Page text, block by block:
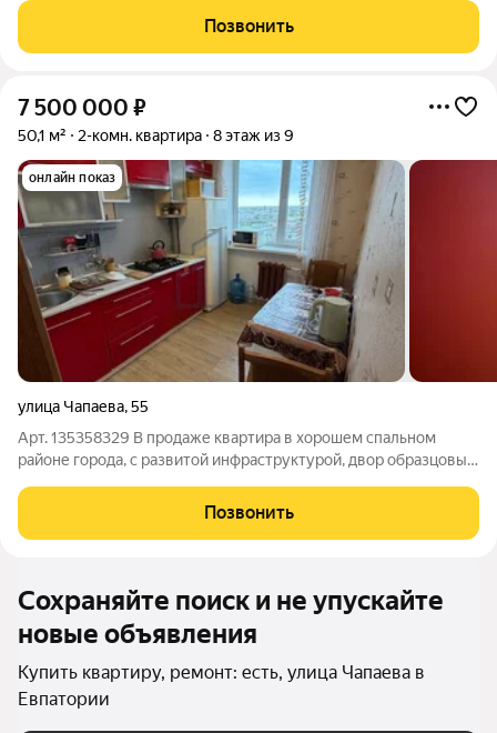
оснащена встроенной мебелью и техникой: холодильником и
газовой плитой. Совмещенная
Позвонить
7 500 000 ₽
50,1 м² 2-комн. квартира 8 этаж из 9
онлайн показ
улица Чапаева,55
Арт. 135358329 В продаже квартира в хорошем спальном
районе города, с развитой инфраструктурой, двор образцовый,
угловая. Установлены кондиционеры (зима/лето) в комнатах .
В ванной теплый пол и
Позвонить
Сохраняйте поиск и не упускайте
новые объявления
Купить квартиру, ремонт: есть, улица Чапаева в
Евпатории